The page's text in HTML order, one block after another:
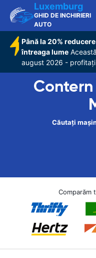
Luxemburg
GHID DE INCHIRIERI
AUTO
Până la 20%
întreaga lume
august 2026 -
Căutați
Comparăm